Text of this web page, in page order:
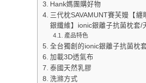
Hank媽團購好物
三代枕SAVAMUNT賽芙嫚【纏
銀纖維】ionic銀離子抗菌枕套/
產品特色
全台獨創的ionic銀離子抗菌枕
加載3D透氣布
泰國天然乳膠
洗滌方式